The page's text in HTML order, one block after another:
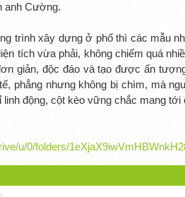
anh Cường.
trình xây dựng ở phố thì các mẫu
tích vừa phải, không chiếm quá
giản, độc đáo và tạo được ấn
phẳng nhưng không bị chìm, mà
linh động, cột kèo vững chắc mang
u/0/folders/